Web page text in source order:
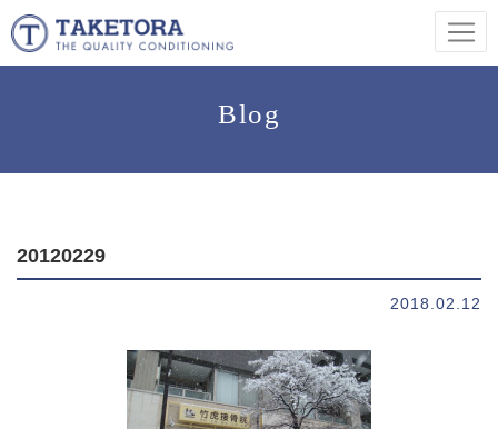
Blog
20120229
2018.02.12